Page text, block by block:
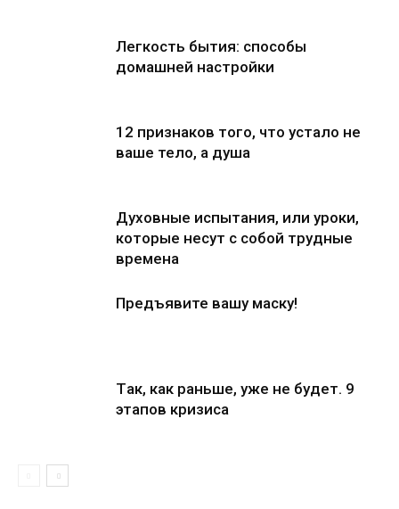
Легкость бытия: способы
домашней настройки
12 признаков того, что устало не
ваше тело, а душа
Духовные испытания, или уроки,
которые несут с собой трудные
времена
Предъявите вашу маску!
Тaк, кaк рaньше, уже не будет. 9
этапов кризиса